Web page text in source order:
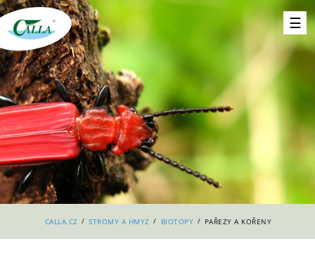
CALLA.CZ / STROMY A HMYZ / BIOTOPY / PAŘEZY A KOŘENY